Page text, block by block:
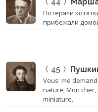
Потеряли
прибежали
45
Vous' me
nature; Mon
miniature.